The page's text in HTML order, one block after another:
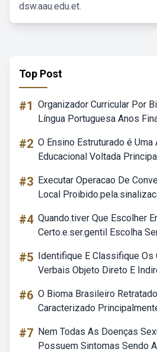
dsw.aau.edu.et.
Top Post
#1 Organizador Curricular Por
Língua Portuguesa Anos
#2 O Ensino Estruturado é Uma
Educacional Voltada
#3 Executar Operacao De
Local
#4 Quando.tiver Que Escolher
Certo.e.ser.gentil Escolha
#5 Identifique E Classifique Os
Verbais Objeto Direto E
#6 O Bioma Brasileiro
Caracterizado
#7 Nem Todas As Doenças
Possuem Sintomas Sendo